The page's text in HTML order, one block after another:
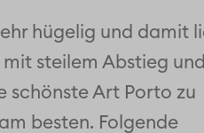
hügelig und damit
steilem Abstieg und
schönste Art Porto zu
besten. Folgende